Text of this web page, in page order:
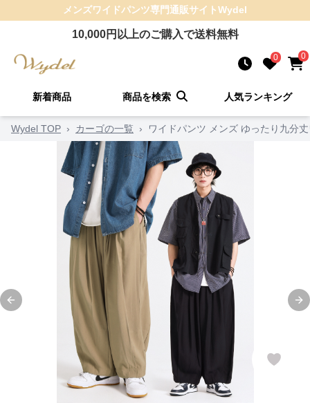
メンズワイドパンツ専門通販サイトWydel
10,000円以上のご購入で送料無料
0 0
新着商品 商品を検索 人気ランキング
Wydel TOP › カーゴの一覧 › ワイドパンツ メンズ ゆったり九分
Previous slide